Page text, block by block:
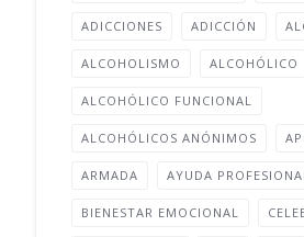
ADICCIONES ADICCIÓN
ALCOHOLISMO ALCOHÓLICO
ALCOHÓLICO FUNCIONAL
ALCOHÓLICOS ANÓNIMOS
ARMADA AYUDA PROFESIONAL
BIENESTAR EMOCIONAL